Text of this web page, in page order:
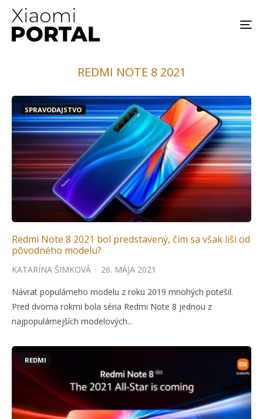
REDMI NOTE 8 2021
SPRAVODAJSTVO
Redmi Note 8 2021 bol predstavený, čím sa však líši od
pôvodného modelu?
KATARÍNA ŠIMKOVÁ · 26. MÁJA 2021
Návrat populárneho modelu z roku 2019 mnohých potešil.
Pred dvoma rokmi bola séria Redmi Note 8 jednou z
najpopulárnejších modelových...
REDMI